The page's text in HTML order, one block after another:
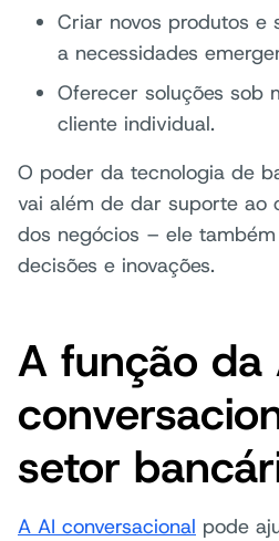
Criar novos produtos e
a necessidades
Oferecer soluções sob
cliente individual.
O poder da tecnologia de
vai além de dar suporte ao
dos negócios – ele
decisões e inovações.
A função da
setor
A AI conversacional pode